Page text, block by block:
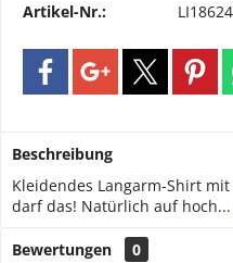
Artikel-Nr.: LI18624
Beschreibung
Kleidendes Langarm-Shirt
darf das! Natürlich auf hoch...
Bewertungen
0